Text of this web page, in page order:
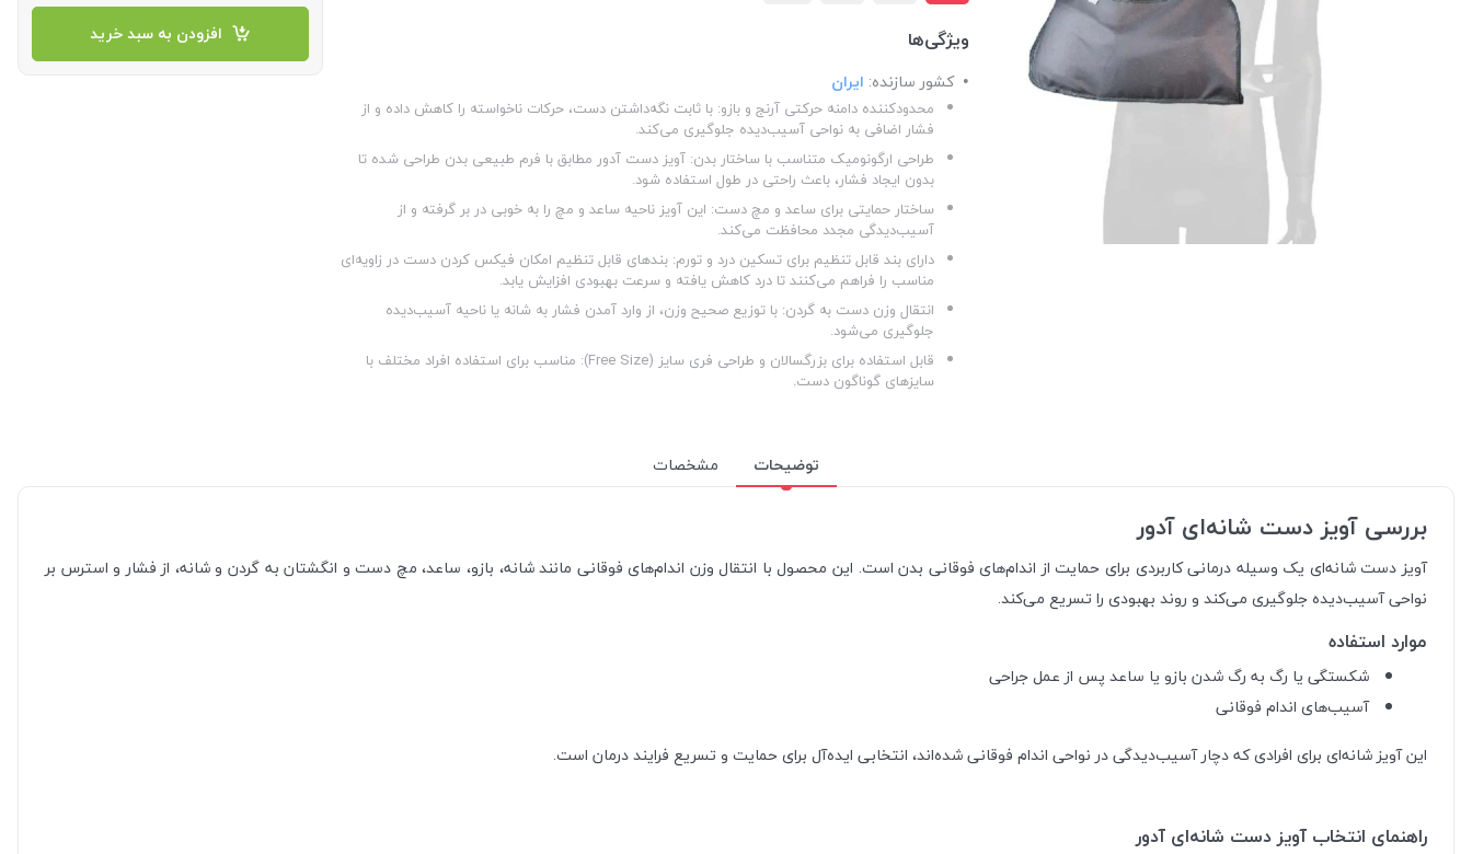
ویژگی‌ها
کشور سازنده: ایران
محدودکننده دامنه حرکتی آرنج و بازو: با ثابت نگه‌داشتن دست، حرکات ناخواسته را کاهش داده و از
فشار اضافی به نواحی آسیب‌دیده جلوگیری می‌کند.
طراحی ارگونومیک متناسب با ساختار بدن: آویز دست آدور مطابق با فرم طبیعی بدن طراحی شده تا
بدون ایجاد فشار، باعث راحتی در طول استفاده شود.
ساختار حمایتی برای ساعد و مچ دست: این آویز ناحیه ساعد و مچ را به خوبی در بر گرفته و از
آسیب‌دیدگی مجدد محافظت می‌کند.
دارای بند قابل تنظیم برای تسکین درد و تورم: بندهای قابل تنظیم امکان فیکس کردن دست در زاویه‌ای
مناسب را فراهم می‌کنند تا درد کاهش یافته و سرعت بهبودی افزایش یابد.
انتقال وزن دست به گردن: با توزیع صحیح وزن، از وارد آمدن فشار به شانه یا ناحیه آسیب‌دیده
جلوگیری می‌شود.
قابل استفاده برای بزرگسالان و طراحی فری سایز (Free Size): مناسب برای استفاده افراد مختلف با
سایزهای گوناگون دست.
افزودن به سبد خرید
توضیحات مشخصات
بررسی آویز دست شانه‌ای آدور
آویز دست شانه‌ای یک وسیله درمانی کاربردی برای حمایت از اندام‌های فوقانی بدن است. این محصول با انتقال وزن اندام‌های فوقانی مانند شانه، بازو، ساعد، مچ دست و انگشتان به گردن و شانه، از فشار و استرس بر
نواحی آسیب‌دیده جلوگیری می‌کند و روند بهبودی را تسریع می‌کند.
موارد استفاده
شکستگی یا رگ به رگ شدن بازو یا ساعد پس از عمل جراحی
آسیب‌های اندام فوقانی
این آویز شانه‌ای برای افرادی که دچار آسیب‌دیدگی در نواحی اندام فوقانی شده‌اند، انتخابی ایده‌آل برای حمایت و تسریع فرایند درمان است.
راهنمای انتخاب آویز دست شانه‌ای آدور